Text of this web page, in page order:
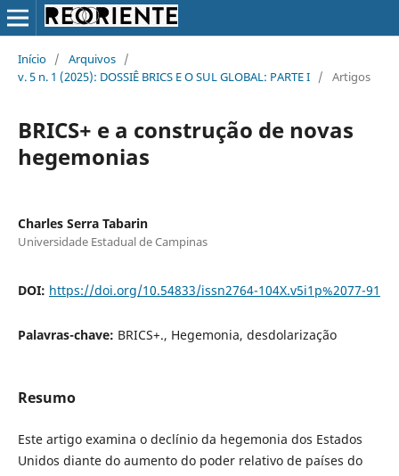
Início / Arquivos /
v. 5 n. 1 (2025): DOSSIÊ BRICS E O SUL GLOBAL: PARTE I / Artigos
BRICS+ e a construção de novas
hegemonias
Charles Serra Tabarin
Universidade Estadual de Campinas
DOI: https://doi.org/10.54833/issn2764-104X.v5i1p%2077-91
Palavras-chave: BRICS+., Hegemonia, desdolarização
Resumo
Este artigo examina o declínio da hegemonia dos Estados
Unidos diante do aumento do poder relativo de países do